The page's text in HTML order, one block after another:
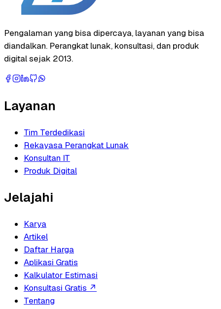
Pengalaman yang bisa dipercaya, layanan yang bisa
diandalkan. Perangkat lunak, konsultasi, dan produk
digital sejak 2013.
Layanan
Tim Terdedikasi
Rekayasa Perangkat Lunak
Konsultan IT
Produk Digital
Jelajahi
Karya
Artikel
Daftar Harga
Aplikasi Gratis
Kalkulator Estimasi
Konsultasi Gratis ↗
Tentang